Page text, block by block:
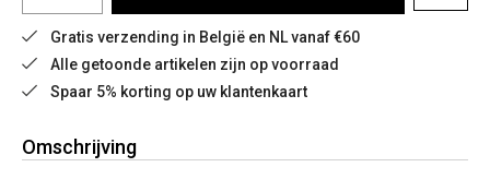
Gratis verzending in België en NL vanaf €60
Alle getoonde artikelen zijn op voorraad
Spaar 5% korting op uw klantenkaart
Omschrijving